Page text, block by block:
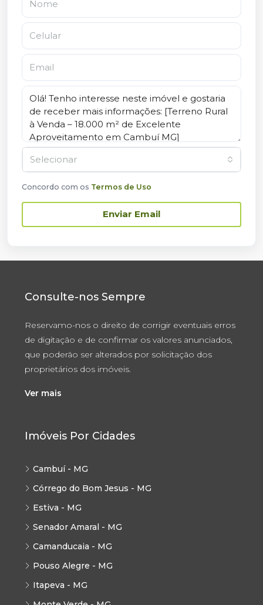
Selecionar
Concordo com os Termos de Uso
Enviar Email
Consulte-nos Sempre
Reservamo-nos o direito de corrigir eventuais erros
de digitação e de confirmar os valores anunciados,
que poderão ser alterados por solicitação dos
proprietários dos imóveis.
Ver mais
Imóveis Por Cidades
Cambuí - MG
Córrego do Bom Jesus - MG
Estiva - MG
Senador Amaral - MG
Camanducaia - MG
Pouso Alegre - MG
Itapeva - MG